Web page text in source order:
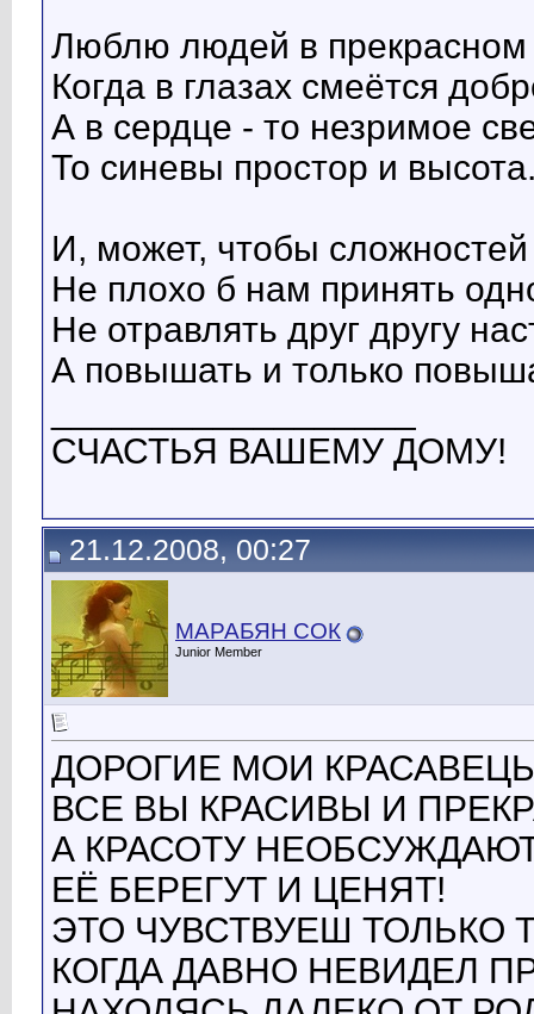
Люблю людей в прекрасном
Когда в глазах смеётся
А в сердце - то незримое
То синевы простор и
И, может, чтобы сложностей
Не плохо б нам принять
Не отравлять друг другу
А повышать и только
СЧАСТЬЯ ВАШЕМУ ДОМУ!
21.12.2008, 00:27
МАРАБЯН СОК
Junior Member
ДОРОГИЕ МОИ
ВСЕ ВЫ КРАСИВЫ И
А КРАСОТУ
ЕЁ БЕРЕГУТ И ЦЕНЯТ!
ЭТО ЧУВСТВУЕШ ТОЛЬКО
КОГДА ДАВНО НЕВИДЕЛ